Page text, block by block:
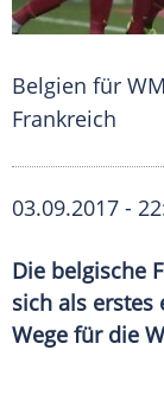
Belgien für
Frankreich
03.09.2017 -
Die belgische
sich als erstes
Wege für die